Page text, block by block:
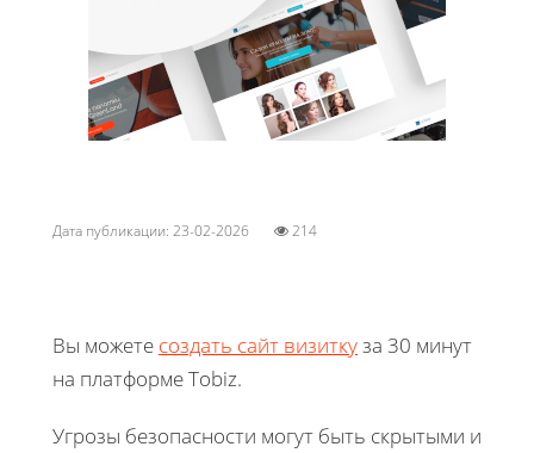
Дата публикации: 23-02-2026 214
Вы можете создать сайт визиткуза 30 минут
на платформе Tobiz.
Угрозы безопасности могут быть скрытыми и